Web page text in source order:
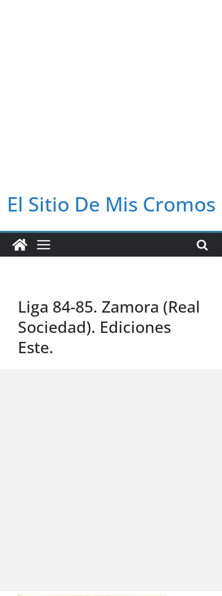
El Sitio De Mis Cromos
Liga 84-85. Zamora (Real
Sociedad). Ediciones
Este.